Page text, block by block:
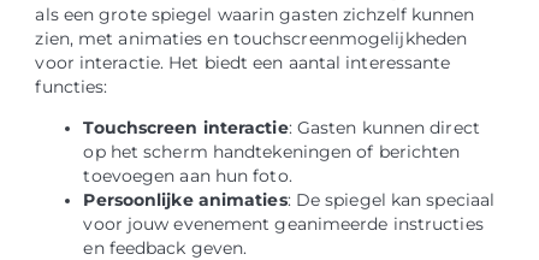
als een grote spiegel waarin gasten zichzelf kunnen
zien, met animaties en touchscreenmogelijkheden
voor interactie. Het biedt een aantal interessante
functies:
Touchscreen interactie: Gasten kunnen direct
op het scherm handtekeningen of berichten
toevoegen aan hun foto.
Persoonlijke animaties: De spiegel kan speciaal
voor jouw evenement geanimeerde instructies
en feedback geven.